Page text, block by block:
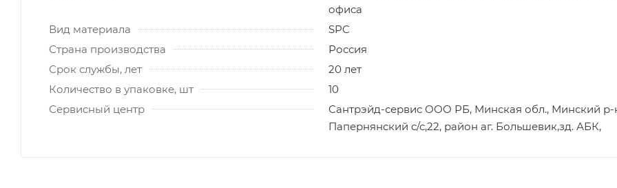
офиса
Вид материала
SPC
Страна производства
Россия
Срок службы, лет
20 лет
Количество в упаковке, шт
10
Сервисный центр
Сантрэйд-сервис ООО РБ, Минская обл., Минский р-
Папернянский с/с,22, район аг. Большевик,зд. АБК,